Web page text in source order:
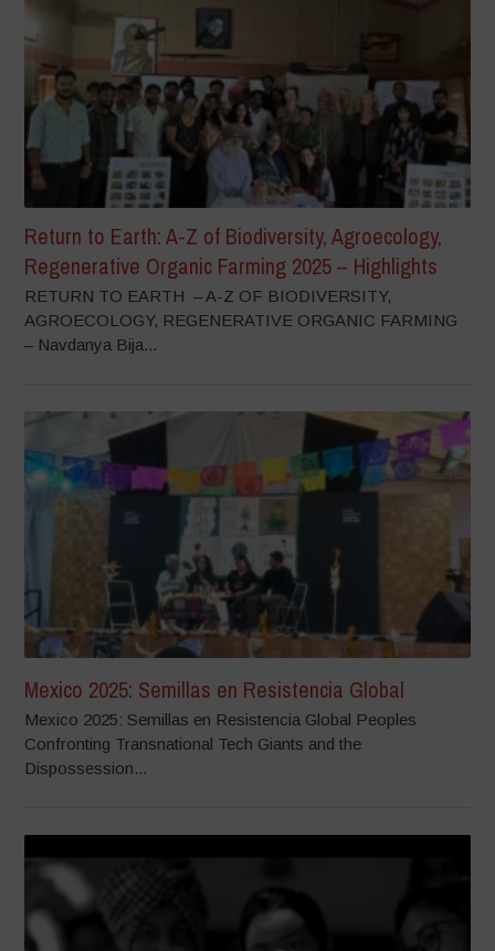
Return to Earth: A-Z of Biodiversity, Agroecology,
Regenerative Organic Farming 2025 – Highlights
RETURN TO EARTH – A-Z OF BIODIVERSITY,
AGROECOLOGY, REGENERATIVE ORGANIC FARMING
– Navdanya Bija...
Mexico 2025: Semillas en Resistencia Global
Mexico 2025: Semillas en Resistencia Global Peoples
Confronting Transnational Tech Giants and the
Dispossession...